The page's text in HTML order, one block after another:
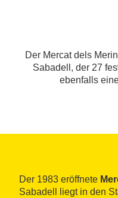
Der Mercat dels
Sabadell, der 27
ebenfalls
Der 1983 eröffnete
Sabadell liegt in den